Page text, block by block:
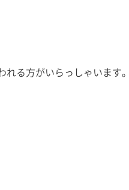
る方がいらっしゃいます。